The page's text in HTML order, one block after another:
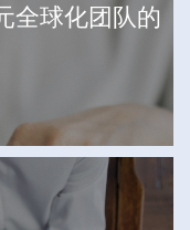
全球化团队的